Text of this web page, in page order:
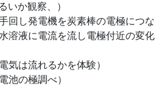
いか観察、）
回し発電機を炭素棒の電極につな
溶液に電流を流し電極付近の変化
気は流れるかを体験）
池の極調べ）